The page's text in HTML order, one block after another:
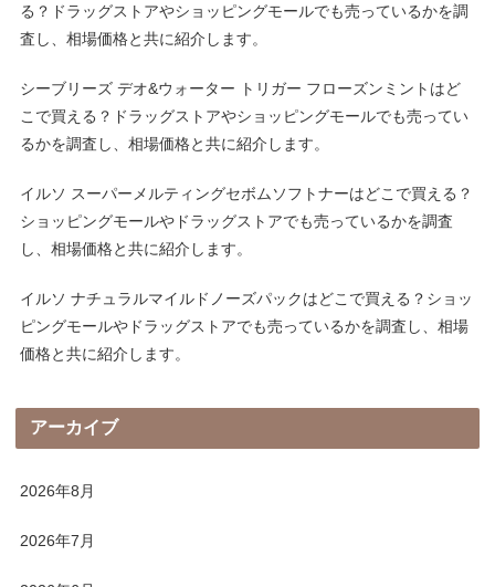
る？ドラッグストアやショッピングモールでも売っているかを調
査し、相場価格と共に紹介します。
シーブリーズ デオ&ウォーター トリガー フローズンミントはど
こで買える？ドラッグストアやショッピングモールでも売ってい
るかを調査し、相場価格と共に紹介します。
イルソ スーパーメルティングセボムソフトナーはどこで買える？
ショッピングモールやドラッグストアでも売っているかを調査
し、相場価格と共に紹介します。
イルソ ナチュラルマイルドノーズパックはどこで買える？ショッ
ピングモールやドラッグストアでも売っているかを調査し、相場
価格と共に紹介します。
アーカイブ
2026年8月
2026年7月